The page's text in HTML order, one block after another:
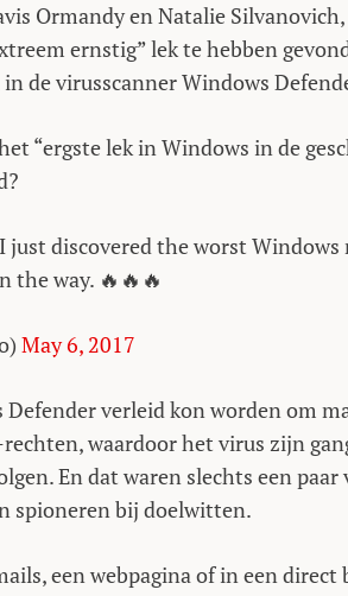
Ormandy en Natalie
ernstig” lek te hebben
de virusscanner Windows
“ergste lek in Windows in de
just discovered the worst
the way. 🔥🔥🔥
May 6, 2017
verleid kon worden om
waardoor het virus zijn
En dat waren slechts een
spioneren bij doelwitten.
een webpagina of in een